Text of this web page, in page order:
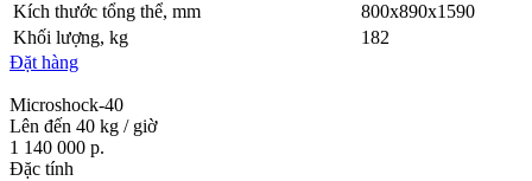
Kích thước tổng thể, mm
800х890х1590
Khối lượng, kg
182
Đặt hàng
Microshock-40
Lên đến 40 kg / giờ
1 140 000 р.
Đặc tính